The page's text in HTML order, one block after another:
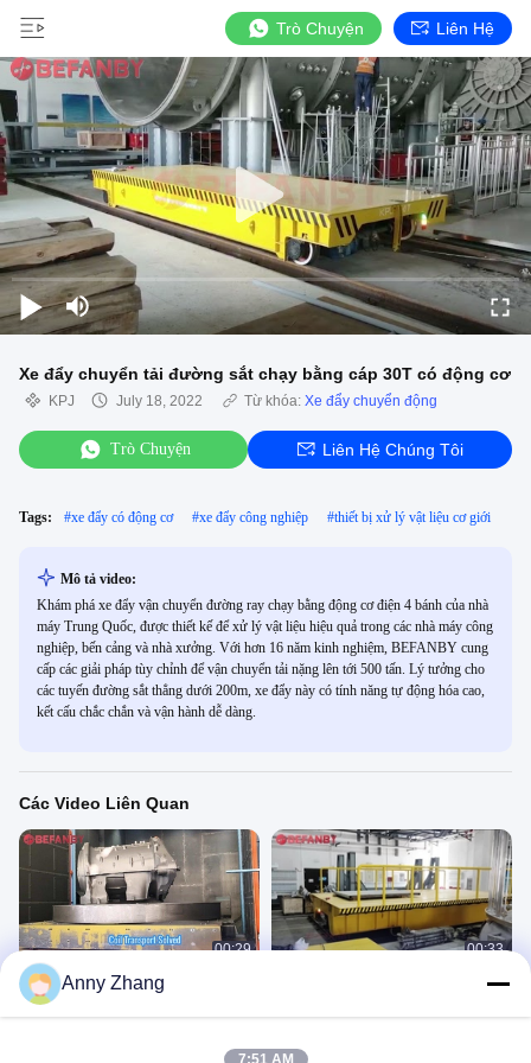
Trò Chuyện Liên Hệ
Xe đẩy chuyển tải đường sắt chạy bằng cáp 30T có động cơ
KPJ July 18, 2022 Từ khóa: Xe đẩy chuyển động
Trò Chuyện Liên Hệ Chúng Tôi
Tags: #xe đẩy có động cơ #xe đẩy công nghiệp #thiết bị xử lý vật liệu cơ giới
Mô tả video:
Khám phá xe đẩy vận chuyển đường ray chạy bằng động cơ điện 4 bánh của nhà
máy Trung Quốc, được thiết kế để xử lý vật liệu hiệu quả trong các nhà máy công
nghiệp, bến cảng và nhà xưởng. Với hơn 16 năm kinh nghiệm, BEFANBY cung
cấp các giải pháp tùy chỉnh để vận chuyển tải nặng lên tới 500 tấn. Lý tưởng cho
các tuyến đường sắt thẳng dưới 200m, xe đẩy này có tính năng tự động hóa cao,
kết cấu chắc chắn và vận hành dễ dàng.
Các Video Liên Quan
00:29
Xe chuyển tải đường sắt nặng 80
tấn, Xe đẩy chuyển điện đa chiều
00:33
July 26, 2025
Anny Zhang
7:51 AM